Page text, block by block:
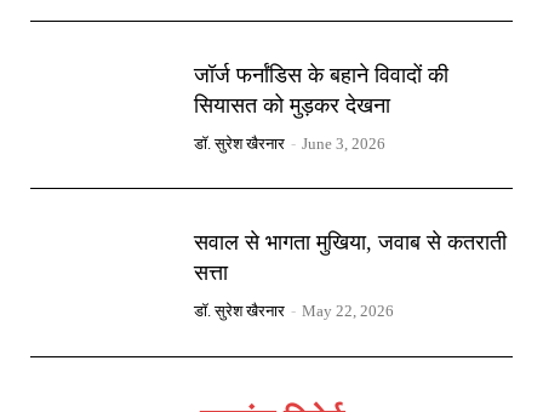
जॉर्ज फर्नांडिस के बहाने विवादों की
सियासत को मुड़कर देखना
डॉ. सुरेश खैरनार - June 3, 2026
सवाल से भागता मुखिया, जवाब से कतराती
सत्ता
डॉ. सुरेश खैरनार - May 22, 2026